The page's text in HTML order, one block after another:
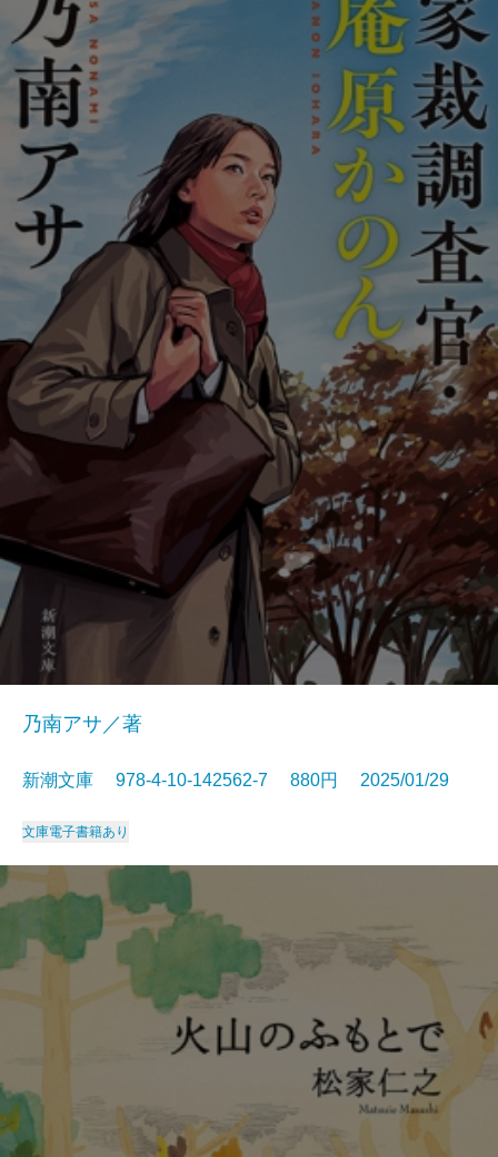
乃南アサ／著
新潮文庫 978-4-10-142562-7 880円 2025/01/29
文庫電子書籍あり